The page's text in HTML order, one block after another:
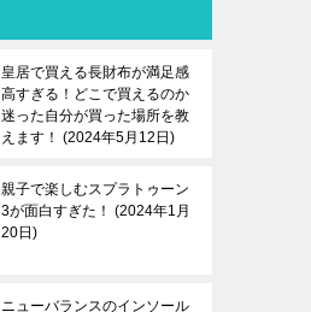
皇居で買える長財布が満足感
高すぎる！どこで買えるのか
迷った自分が買った場所を教
えます！
2024年5月12日
親子で楽しむスプラトゥーン
3が面白すぎた！
2024年1月
20日
ニューバランスのインソール